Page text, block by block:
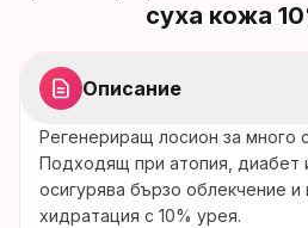
суха кожа
Описание
Регенериращ лосион за много
Подходящ при атопия, диабет
осигурява бързо облекчение и
хидратация с 10% урея.